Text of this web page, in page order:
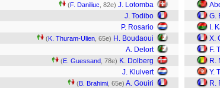
(F. Daniliuc , 82e) J. Lotomba
J. Todibo
P. Rosario
(K. Thuram-Ulien , 65e) H. Boudaoui
A. Delort
(E. Guessand , 78e) K. Dolberg
J. Kluivert
(B. Brahimi , 65e) A. Gouiri
G.
I.
X.
F.
R.
Y.
R.